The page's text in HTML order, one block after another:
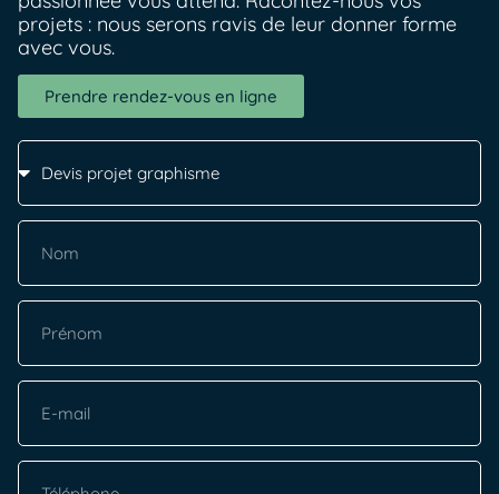
projets : nous serons ravis de leur donner forme
avec vous.
Prendre rendez-vous en ligne